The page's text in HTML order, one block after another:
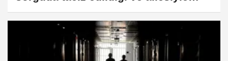
tehdit edildiğini söyledi